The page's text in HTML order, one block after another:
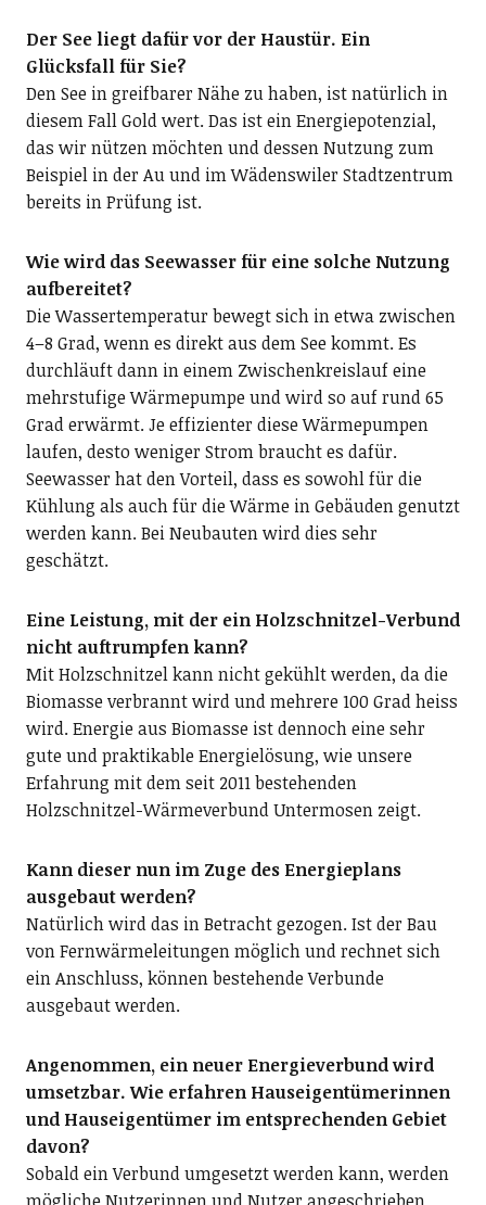
Der See liegt dafür vor der Haustür. Ein
Glücksfall für Sie?
Den See in greifbarer Nähe zu haben, ist natürlich in
diesem Fall Gold wert. Das ist ein Energiepotenzial,
das wir nützen möchten und dessen Nutzung zum
Beispiel in der Au und im Wädenswiler Stadtzentrum
bereits in Prüfung ist.
Wie wird das Seewasser für eine solche Nutzung
aufbereitet?
Die Wassertemperatur bewegt sich in etwa zwischen
4–8 Grad, wenn es direkt aus dem See kommt. Es
durchläuft dann in einem Zwischenkreislauf eine
mehrstufige Wärmepumpe und wird so auf rund 65
Grad erwärmt. Je effizienter diese Wärmepumpen
laufen, desto weniger Strom braucht es dafür.
Seewasser hat den Vorteil, dass es sowohl für die
Kühlung als auch für die Wärme in Gebäuden genutzt
werden kann. Bei Neubauten wird dies sehr
geschätzt.
Eine Leistung, mit der ein Holzschnitzel-Verbund
nicht auftrumpfen kann?
Mit Holzschnitzel kann nicht gekühlt werden, da die
Biomasse verbrannt wird und mehrere 100 Grad heiss
wird. Energie aus Biomasse ist dennoch eine sehr
gute und praktikable Energielösung, wie unsere
Erfahrung mit dem seit 2011 bestehenden
Holzschnitzel-Wärmeverbund Untermosen zeigt.
Kann dieser nun im Zuge des Energieplans
ausgebaut werden?
Natürlich wird das in Betracht gezogen. Ist der Bau
von Fernwärmeleitungen möglich und rechnet sich
ein Anschluss, können bestehende Verbunde
ausgebaut werden.
Angenommen, ein neuer Energieverbund wird
umsetzbar. Wie erfahren Hauseigentümerinnen
und Hauseigentümer im entsprechenden Gebiet
davon?
Sobald ein Verbund umgesetzt werden kann, werden